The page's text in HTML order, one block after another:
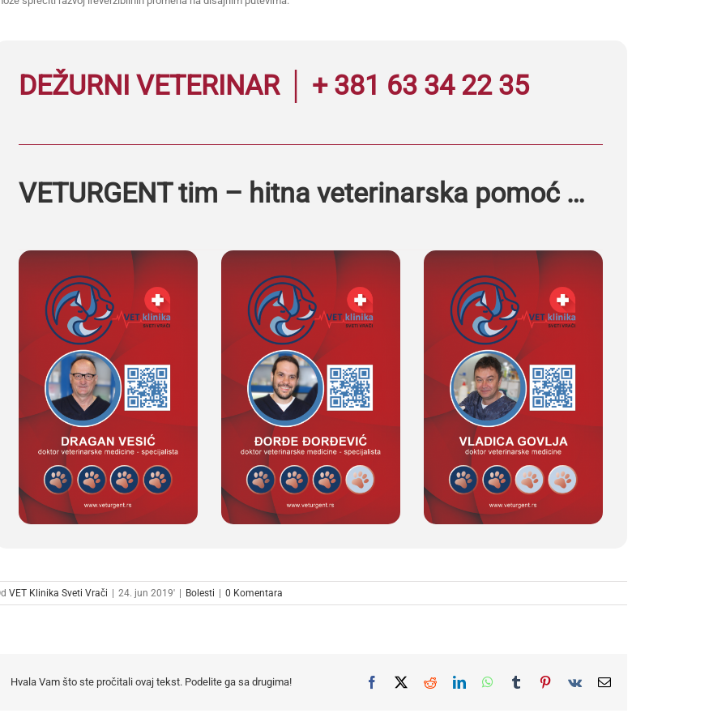
DEŽURNI VETERINAR │ + 381 63 34 22 35
VETURGENT tim – hitna veterinarska pomoć …
VET Klinika Sveti Vrači | 24. jun 2019' | Bolesti | 0 Komentara
Hvala Vam što ste pročitali ovaj tekst. Podelite ga sa drugima! Facebook RedditLinkedInWhatsApp
Tumblr Pinterest
Vk Email